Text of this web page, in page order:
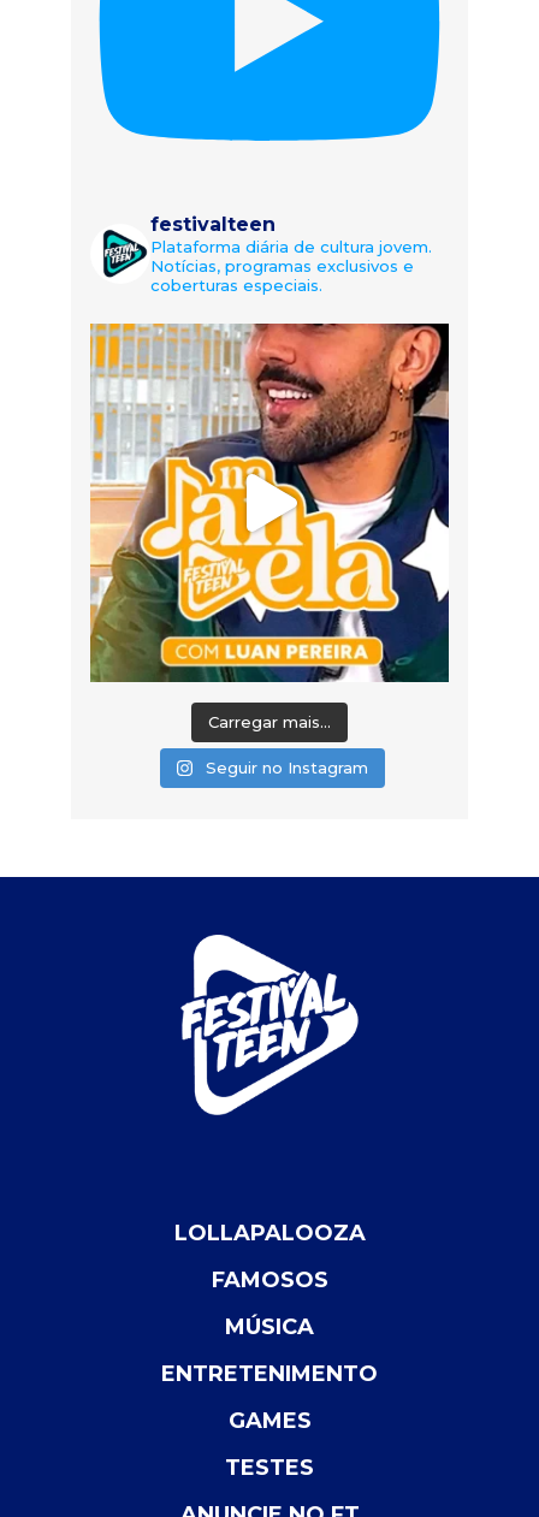
festivalteen
Plataforma diária de cultura jovem.
Notícias, programas exclusivos e
coberturas especiais.
Carregar mais...
Seguir no Instagram
LOLLAPALOOZA
FAMOSOS
MÚSICA
ENTRETENIMENTO
GAMES
TESTES